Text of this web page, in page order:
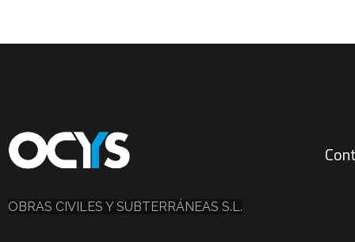
OBRAS CIVILES Y SUBTERRÁNEAS S.L.